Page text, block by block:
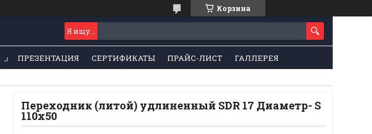
Корзина
ПРЕЗЕНТАЦИЯ СЕРТИФИКАТЫ ПРАЙС-ЛИСТ ГАЛЛЕРЕЯ
Переходник (литой) удлиненный SDR 17 Диаметр- S
110x50